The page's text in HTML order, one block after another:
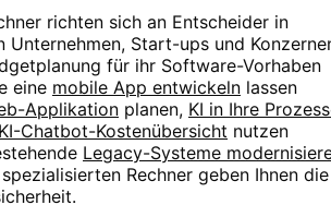
richten sich an Entscheider in
Unternehmen, Start-ups und
für ihr Software-Vorhaben
eine mobile App entwickeln lassen
Applikation planen, KI in Ihre
KI-Chatbot-Kostenübersicht nutzen
Legacy-Systeme
Rechner geben Ihnen die